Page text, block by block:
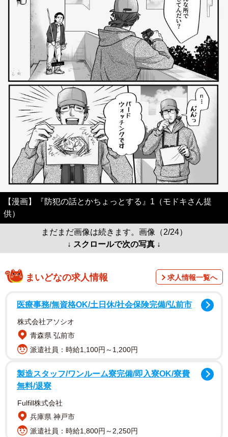
【漫画】『防犯の話とかちょっとする』1（モドキさん提
供）
まだまだ画像は続きます。画像（2/24）
↓ スクロールで次の写真 ↓
まいどなの求人情報 求人情報一覧へ
医療事務/無資格OK/土日休/社会保険完備/弘前市
株式会社アソシオ
青森県 弘前市
派遣社員：時給1,100円～1,200円
製造スタッフ/ワンルーム寮完備/即入寮OK/寮費
無料/退寮
Fulfill株式会社
兵庫県 神戸市
派遣社員：時給1,800円～2,250円